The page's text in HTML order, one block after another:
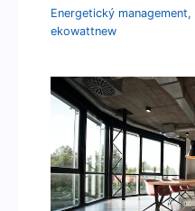
Energetický management,
ekowattnew